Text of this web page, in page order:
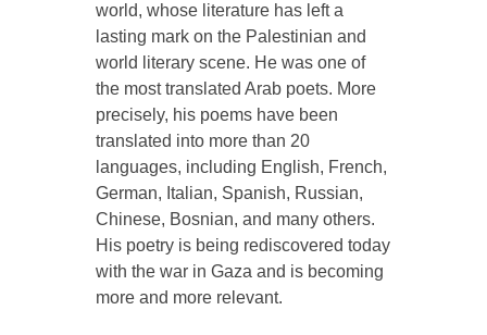
world, whose literature has left a
lasting mark on the Palestinian and
world literary scene. He was one of
the most translated Arab poets. More
precisely, his poems have been
translated into more than 20
languages, including English, French,
German, Italian, Spanish, Russian,
Chinese, Bosnian, and many others.
His poetry is being rediscovered today
with the war in Gaza and is becoming
more and more relevant.